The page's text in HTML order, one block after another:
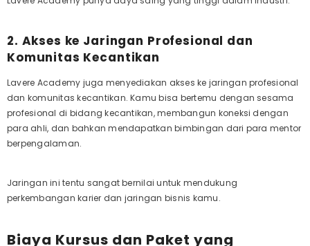
2. Akses ke Jaringan Profesional dan
Komunitas Kecantikan
Lavere Academy juga menyediakan akses ke jaringan profesional
dan komunitas kecantikan. Kamu bisa bertemu dengan sesama
profesional di bidang kecantikan, membangun koneksi dengan
para ahli, dan bahkan mendapatkan bimbingan dari para mentor
berpengalaman.
Jaringan ini tentu sangat bernilai untuk mendukung
perkembangan karier dan jaringan bisnis kamu.
Biaya Kursus dan Paket yang